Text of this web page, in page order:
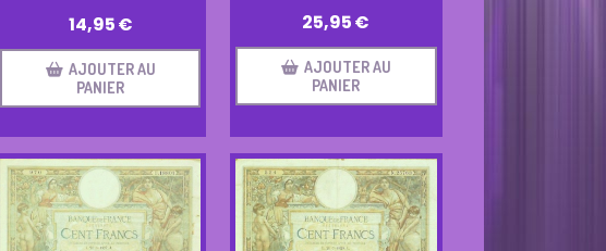
14,95€
AJOUTER AU
PANIER
25,95€
AJOUTER AU
PANIER